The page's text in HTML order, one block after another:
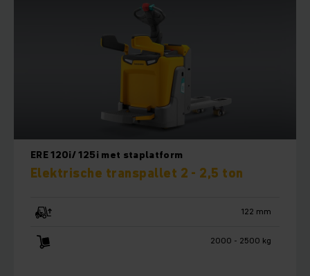
ERE 120i/ 125i met staplatform
Elektrische transpallet 2 - 2,5 ton
122 mm
2000 - 2500 kg